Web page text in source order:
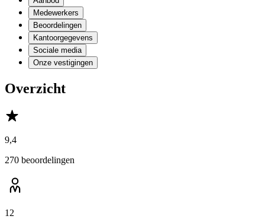
Medewerkers
Beoordelingen
Kantoorgegevens
Sociale media
Onze vestigingen
Overzicht
9,4
270 beoordelingen
12